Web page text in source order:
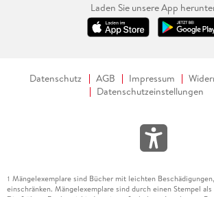
Laden Sie unsere App
Datenschutz AGB Impressum
Datenschutzeinstellungen
1 Mängelexemplare sind Bücher mit leichten
einschränken. Mängelexemplare sind durch einen Stempel